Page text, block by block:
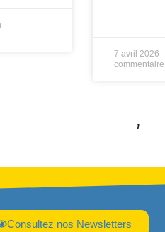
7 avril 2026
commentaire
1
Consultez nos Newsletters